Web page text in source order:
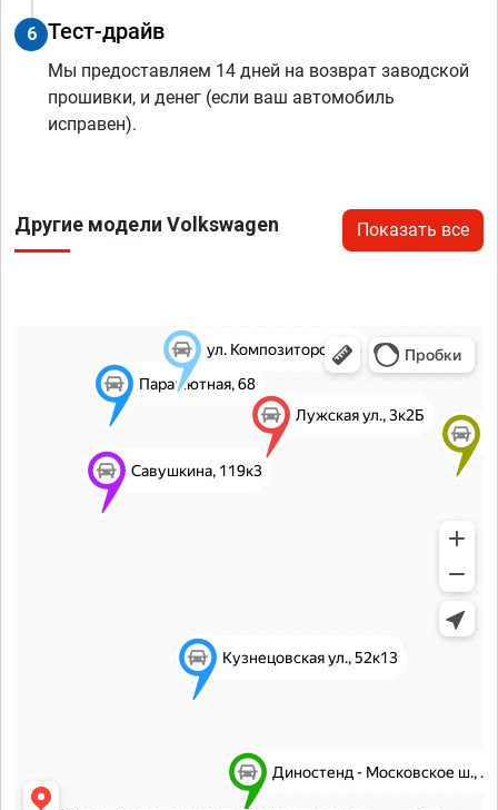
6 Тест-драйв
Мы предоставляем 14 дней на возврат заводской
прошивки, и денег (если ваш автомобиль
исправен).
Другие модели Volkswagen Показать все